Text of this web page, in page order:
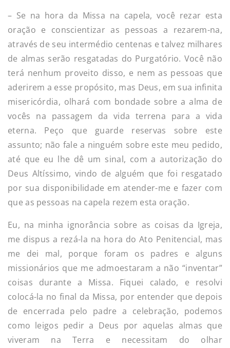
– Se na hora da Missa na capela, você rezar esta
oração e conscientizar as pessoas a rezarem-na,
através de seu intermédio centenas e talvez milhares
de almas serão resgatadas do Purgatório. Você não
terá nenhum proveito disso, e nem as pessoas que
aderirem a esse propósito, mas Deus, em sua infinita
misericórdia, olhará com bondade sobre a alma de
vocês na passagem da vida terrena para a vida
eterna. Peço que guarde reservas sobre este
assunto; não fale a ninguém sobre este meu pedido,
até que eu lhe dê um sinal, com a autorização do
Deus Altíssimo, vindo de alguém que foi resgatado
por sua disponibilidade em atender-me e fazer com
que as pessoas na capela rezem esta oração.
Eu, na minha ignorância sobre as coisas da Igreja,
me dispus a rezá-la na hora do Ato Penitencial, mas
me dei mal, porque foram os padres e alguns
missionários que me admoestaram a não “inventar”
coisas durante a Missa. Fiquei calado, e resolvi
colocá-la no final da Missa, por entender que depois
de encerrada pelo padre a celebração, podemos
como leigos pedir a Deus por aquelas almas que
viveram na Terra e necessitam do olhar